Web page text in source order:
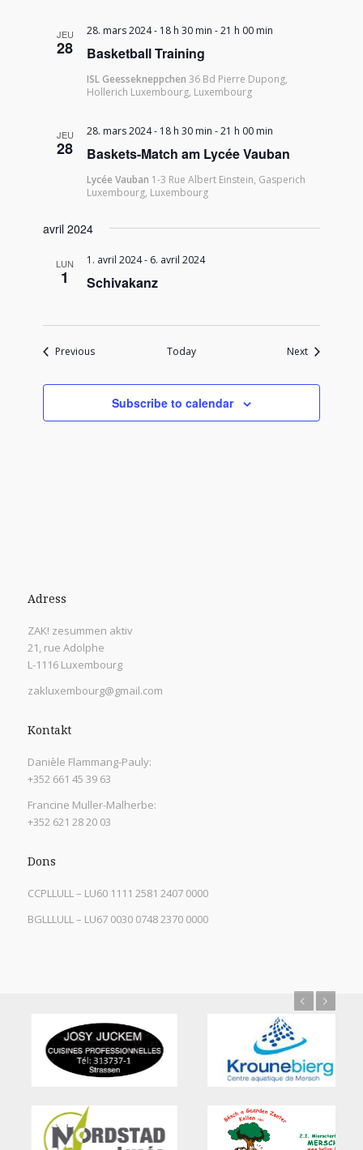
JEU
28 Basketball Training
28. mars 2024 - 18 h 30 min -21 h 00 min
ISL Geessekneppchen36 Bd Pierre Dupong,
Hollerich Luxembourg, Luxembourg
JEU
28 Baskets-Match am Lycée Vauban
28. mars 2024 - 18 h 30 min -21 h 00 min
Lycée Vauban 1-3 Rue Albert Einstein, Gasperich
Luxembourg, Luxembourg
avril 2024
LUN
1 Schivakanz
1. avril 2024- 6. avril 2024
PreviousEvents Today NextEvents
Subscribe to calendar
Adress
ZAK! zesummen aktiv
21, rue Adolphe
L-1116 Luxembourg
zakluxembourg@gmail.com
Kontakt
Danièle Flammang-Pauly:
+352 661 45 39 63
Francine Muller-Malherbe:
+352 621 28 20 03
Dons
CCPLLULL – LU60 1111 2581 2407 0000
BGLLLULL – LU67 0030 0748 2370 0000